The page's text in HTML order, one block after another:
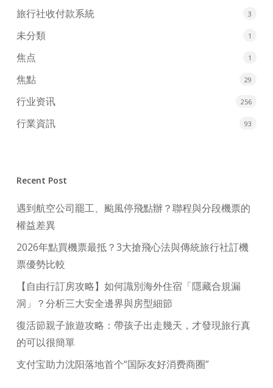
旅行社收付款系統 3
未分類 1
焦点 1
焦點 29
行业资讯 256
行業資訊 93
Recent Post
遇到航空公司罷工、颱風停飛點辦？聯程與分段機票的
權益差異
2026年點買機票最抵？3大搶飛心法與傳統旅行社訂機
票優勢比較
【自由行訂房攻略】如何識別海外住宿「隱藏合規漏
洞」？分析三大安全邊界與房型細節
復活節親子旅遊攻略：帶孩子出走幾天，才發現旅行真
的可以很簡單
支付宝助力沈阳落地首个“国际友好消费商圈”